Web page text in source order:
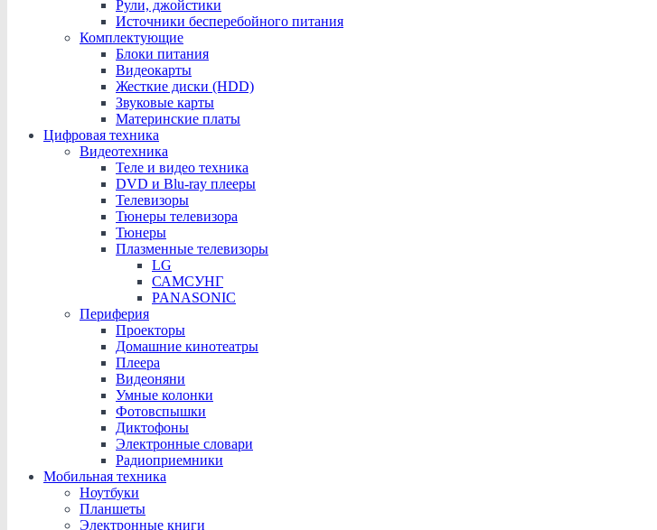
Рули, джойстики
Источники бесперебойного питания
Комплектующие
Блоки питания
Видеокарты
Жесткие диски (HDD)
Звуковые карты
Материнские платы
Цифровая техника
Видеотехника
Теле и видео техника
DVD и Blu-ray плееры
Телевизоры
Тюнеры телевизора
Тюнеры
Плазменные телевизоры
LG
САМСУНГ
PANASONIC
Периферия
Проекторы
Домашние кинотеатры
Плеера
Видеоняни
Умные колонки
Фотовспышки
Диктофоны
Электронные словари
Радиоприемники
Мобильная техника
Ноутбуки
Планшеты
Электронные книги